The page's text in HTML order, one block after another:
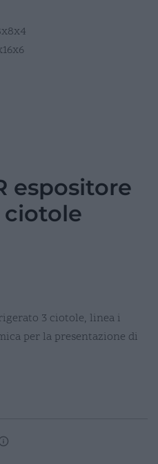
espositore
ciotole
3 ciotole, linea i
per la presentazione di